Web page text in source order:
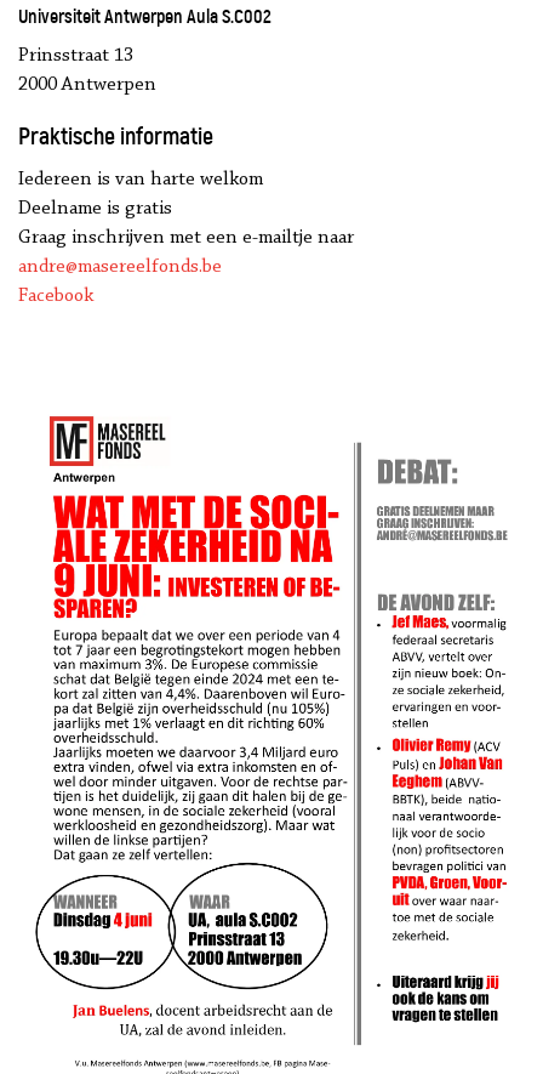
Universiteit Antwerpen Aula S.C002
Prinsstraat 13
2000 Antwerpen
Praktische informatie
Iedereen is van harte welkom
Deelname is gratis
Graag inschrijven met een e-mailtje naar
andre@masereelfonds.be
Facebook